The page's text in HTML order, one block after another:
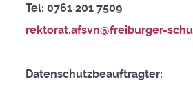
Tel: 0761 201 7509
rektorat.afsvn@freiburger-
Datenschutzbeauftragter: